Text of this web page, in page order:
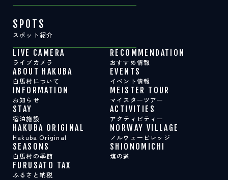
SPOTS
スポット紹介
LIVE CAMERA
ライブカメラ
RECOMMENDATION
おすすめ情報
ABOUT HAKUBA
白馬村について
EVENTS
イベント情報
INFORMATION
お知らせ
MEISTER TOUR
マイスターツアー
STAY
宿泊施設
ACTIVITIES
アクティビティー
HAKUBA ORIGINAL
Hakuba Original
NORWAY VILLAGE
ノルウェービレッジ
SEASONS
白馬村の季節
SHIONOMICHI
塩の道
FURUSATO TAX
ふるさと納税